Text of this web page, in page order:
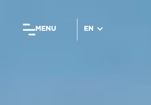
MENU EN
MENU EN